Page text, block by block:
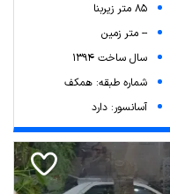
85 متر زیربنا
-- متر زمین
سال ساخت 1394
شماره طبقه: همکف
آسانسور: دارد